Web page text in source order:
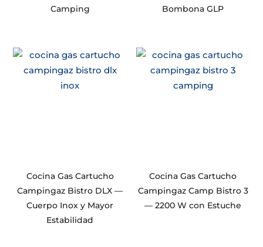
Camping
Bombona GLP
Cocina Gas Cartucho
Campingaz Bistro DLX —
Cuerpo Inox y Mayor
Estabilidad
Cocina Gas Cartucho
Campingaz Camp Bistro 3
— 2200 W con Estuche